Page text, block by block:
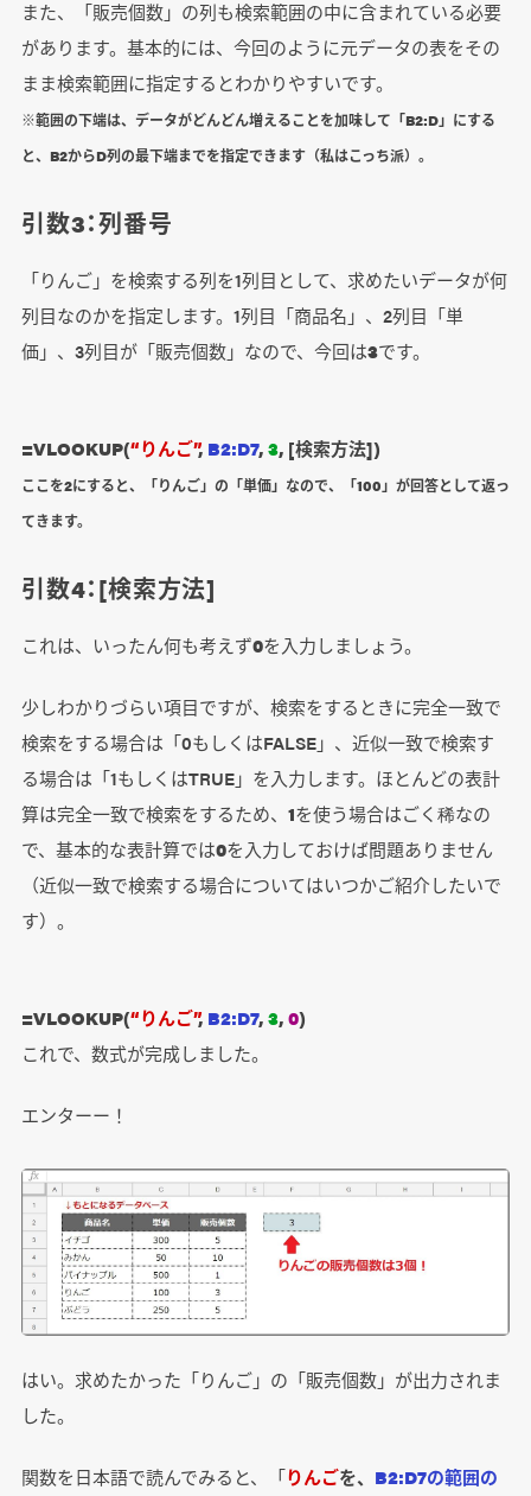
また、「販売個数」の列も検索範囲の中に含まれている必要
があります。基本的には、今回のように元データの表をその
まま検索範囲に指定するとわかりやすいです。
※範囲の下端は、データがどんどん増えることを加味して「B2:D」にする
と、B2からD列の最下端までを指定できます（私はこっち派）。
引数3：列番号
「りんご」を検索する列を1列目として、求めたいデータが何
列目なのかを指定します。1列目「商品名」、2列目「単
価」、3列目が「販売個数」なので、今回は3です。
=VLOOKUP(“りんご”, B2:D7,3, [検索方法])
ここを2にすると、「りんご」の「単価」なので、「100」が回答として返っ
てきます。
引数4：[検索方法]
これは、いったん何も考えず0を入力しましょう。
少しわかりづらい項目ですが、検索をするときに完全一致で
検索をする場合は「0もしくはFALSE」、近似一致で検索す
る場合は「1もしくはTRUE」を入力します。ほとんどの表計
算は完全一致で検索をするため、 1を使う場合はごく稀なの
で、基本的な表計算では0を入力しておけば問題ありません
（近似一致で検索する場合についてはいつかご紹介したいで
す）。
=VLOOKUP(“りんご”, B2:D7,3,0)
これで、数式が完成しました。
エンターー！
はい。求めたかった「りんご」の「販売個数」が出力されま
した。
関数を日本語で読んでみると、「りんごを、 B2:D7の範囲の